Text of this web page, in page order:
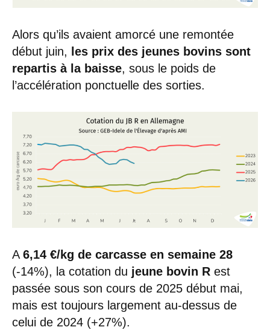
Alors qu’ils avaient amorcé une remontée
début juin,
les prix des jeunes bovins sont
repartis à la baisse, sous le poids de
l’accélération ponctuelle des sorties.
A 6,14 €/kg de carcasse en semaine 28
(-14%), la cotation du jeune bovin R est
passée sous son cours de 2025 début mai,
mais est toujours largement au-dessus de
celui de 2024 (+27%).